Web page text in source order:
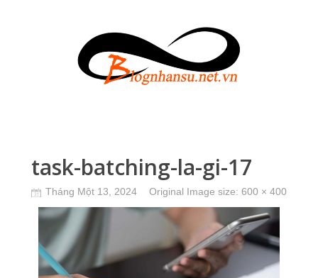
task-batching-la-gi-17
Tháng Một 13, 2024 Original Image size: 600 × 400